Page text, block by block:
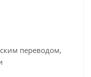
переводом,